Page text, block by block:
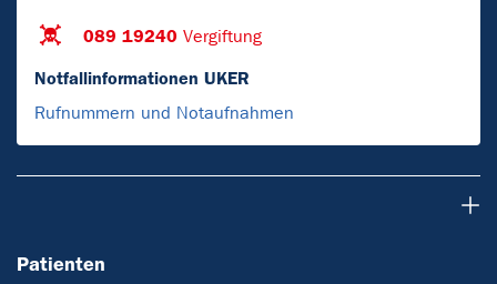
089 19240 Vergiftung
Notfallinformationen UKER
Rufnummern und Notaufnahmen
Patienten